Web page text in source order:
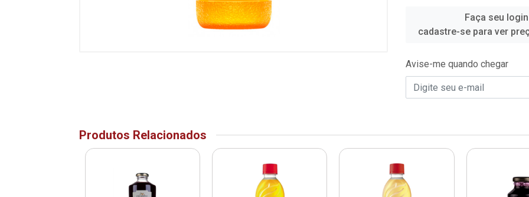
Faça seu
cadastre-se para ver
Avise-me quando chegar
Produtos Relacionados